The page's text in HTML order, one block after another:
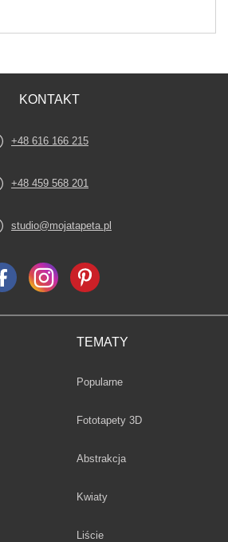
TEMATY
Fototapety
Popularne
Fototapety 3D
Fototapety
Abstrakcja
Fototapety
Kwiaty
Fototapety
Liście
KONTAKT
+48 616 166 215
+48 459 568 201
studio@mojatapeta.pl